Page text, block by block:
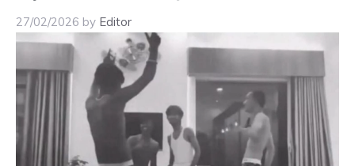
27/02/2026 by Editor